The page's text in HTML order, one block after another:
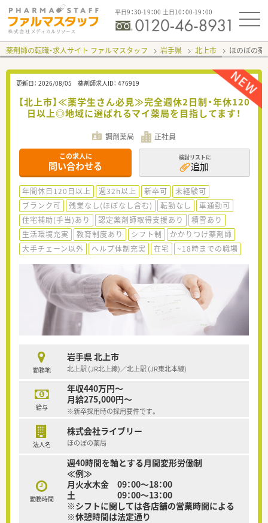
平日9：30-19：00 土日10：00-19：00
薬剤師の転職・求人サイト ファルマスタッフ 岩手県 北上市 ほのぼの薬
更新日： 2026/08/05 薬剤師求人ID： 476919
【北上市】≪薬学生さん必見≫完全週休2日制・年休120
日以上◎地域に選ばれるマイ薬局を目指してます！
調剤薬局 正社員
この求人に
問い合わせる
検討リストに
追加
年間休日120日以上 週32h以上 新卒可
未経験可
ブランク可
残業なし(ほぼなし含む) 転勤なし
車通勤可
住宅補助(手当)あり
認定薬剤師取得支援あり
積雪あり
生活環境充実
教育制度あり シフト制
かかりつけ薬剤師
大手チェーン以外
ヘルプ体制充実 在宅 ~18時までの職場
勤務地
岩手県 北上市
北上駅 (JR北上線)／北上駅 (JR東北本線)
給与
年収440万円～
月給275,000円～
※新卒採用時の採用要件です。
法人名
株式会社ライブリー
ほのぼの薬局
勤務時間
週40時間を軸とする月間変形労働制
≪例≫
月火水木金 09：00～18：00
土 09：00～13：00
※シフトに関しては各店舗の営業時間による
※休憩時間は法定通り